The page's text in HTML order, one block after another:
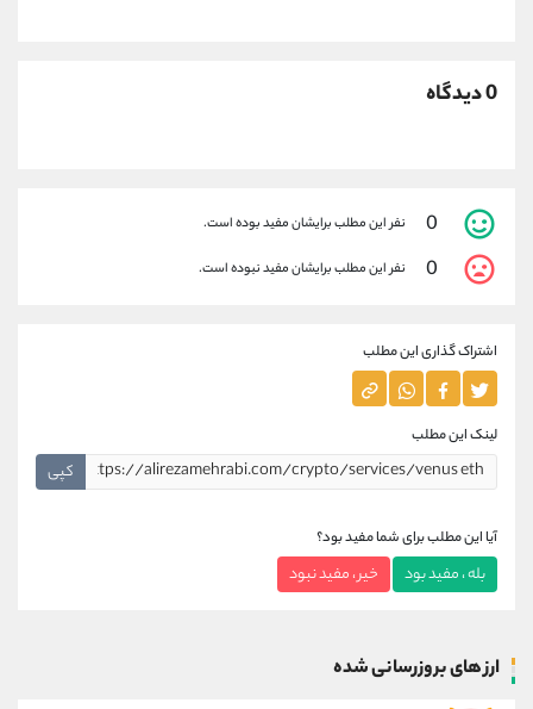
0 دیدگاه
0 نفر این مطلب برایشان مفید بوده است.
0 نفر این مطلب برایشان مفید نبوده است.
اشتراک گذاری این مطلب
لینک این مطلب
کپی
آیا این مطلب برای شما مفید بود؟
بله ، مفید بود خیر ، مفید نبود
ارز های بروزرسانی شده